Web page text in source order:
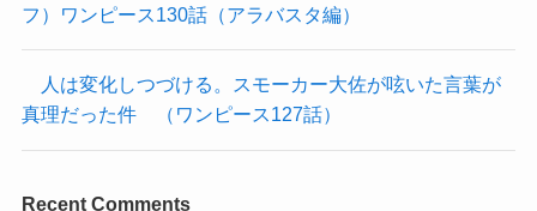
フ）ワンピース130話（アラバスタ編）
人は変化しつづける。スモーカー大佐が呟いた言葉が
真理だった件 （ワンピース127話）
Recent Comments